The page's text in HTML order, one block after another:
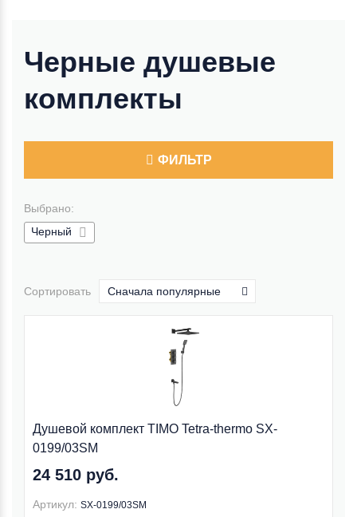
Черные душевые
комплекты
ФИЛЬТР
Выбрано:
Черный
Сортировать Сначала популярные
Душевой комплект TIMO Tetra-thermo SX-
0199/03SM
24 510 руб.
Артикул: SX-0199/03SM